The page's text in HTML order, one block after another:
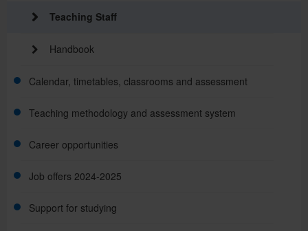
Dates, results, links and processes
Teaching Staff
Handbook
Calendar, timetables, classrooms and assessment
Academic calendar
Classroom and Assessment Timetables
Teaching methodology and assessment system
Organization and teaching methodology
Assessment system
Career opportunities
Job offers 2024-2025
Support for studying